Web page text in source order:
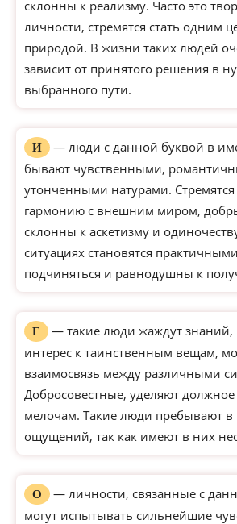
склонны к реализму. Часто это
личности, стремятся стать одним
природой. В жизни таких людей
зависит от принятого решения в
выбранного пути.
И
— люди с данной буквой в
бывают чувственными,
утонченными натурами. Стремятся
гармонию с внешним миром,
склонны к аскетизму и
ситуациях становятся
подчиняться и равнодушны к
Г
— такие люди жаждут знаний,
интерес к таинственным вещам,
взаимосвязь между различными
Добросовестные, уделяют
мелочам. Такие люди пребывают в
ощущений, так как имеют в них
О
— личности, связанные с
могут испытывать сильнейшие